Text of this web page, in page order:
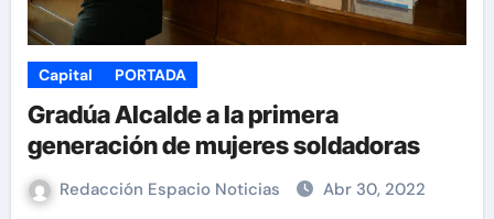
Capital PORTADA
Gradúa Alcalde a la primera
generación de mujeres soldadoras
Redacción Espacio Noticias Abr 30, 2022